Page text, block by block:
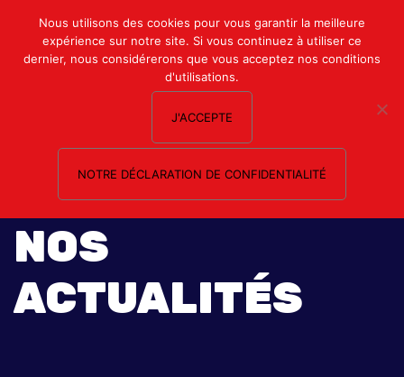
Mon compte
Nous contacter
NOS
ACTUALITÉS
Nous utilisons des cookies pour vous garantir la meilleure
expérience sur notre site. Si vous continuez à utiliser ce
dernier, nous considérerons que vous acceptez nos conditions
d'utilisations.
J'ACCEPTE
NOTRE DÉCLARATION DE CONFIDENTIALITÉ